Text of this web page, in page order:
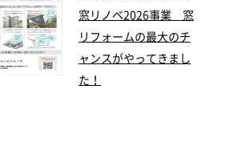
窓リノベ2026事業 窓
リフォームの最大のチ
ャンスがやってきまし
た！